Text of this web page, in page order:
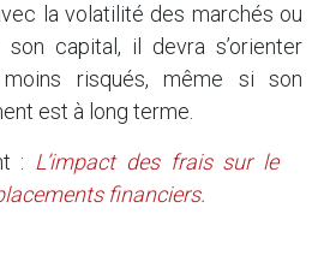
la volatilité des marchés ou
capital, il devra s’orienter
risqués, même si son
est à long terme.
: L’impact des frais sur le
financiers.